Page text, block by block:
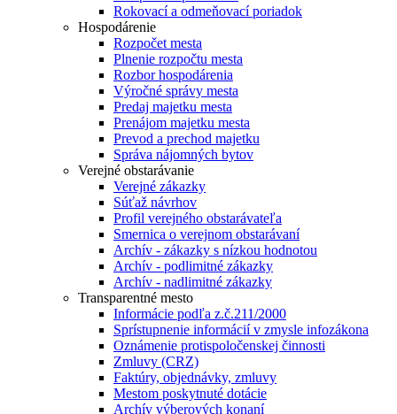
Rokovací a odmeňovací poriadok
Hospodárenie
Rozpočet mesta
Plnenie rozpočtu mesta
Rozbor hospodárenia
Výročné správy mesta
Predaj majetku mesta
Prenájom majetku mesta
Prevod a prechod majetku
Správa nájomných bytov
Verejné obstarávanie
Verejné zákazky
Súťaž návrhov
Profil verejného obstarávateľa
Smernica o verejnom obstarávaní
Archív - zákazky s nízkou hodnotou
Archív - podlimitné zákazky
Archív - nadlimitné zákazky
Transparentné mesto
Informácie podľa z.č.211/2000
Sprístupnenie informácií v zmysle infozákona
Oznámenie protispoločenskej činnosti
Zmluvy (CRZ)
Faktúry, objednávky, zmluvy
Mestom poskytnuté dotácie
Archív výberových konaní